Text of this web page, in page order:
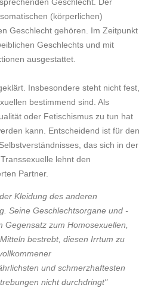
(körperlichen)
Geschlecht gehören. Im Zeitpunkt
Geschlechts und mit
ausgestattet.
Insbesondere steht nicht fest,
bestimmend sind. Als
oder Fetischismus zu tun hat
kann. Entscheidend ist für den
das sich in der
lehnt den
Partner.
Kleidung des anderen
Seine Geschlechtsorgane und -
zum Homosexuellen,
bestrebt, diesen Irrtum zu
und schmerzhaftesten
nicht durchdringt"